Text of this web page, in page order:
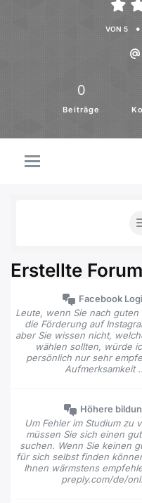
VON 5 •
0
Beiträge
Erstellte
Facebook
Leute, wenn Sie nach guten
die Förderung auf
aber Sie wissen nicht,
wählen sollten, würde
persönlich nur sehr
Aufmerksamkeit
Höhere
Um Fehler im Studium zu
müssen Sie sich einen
suchen. Wenn Sie keinen
für sich selbst finden
Ihnen wärmstens
preply.com/de/